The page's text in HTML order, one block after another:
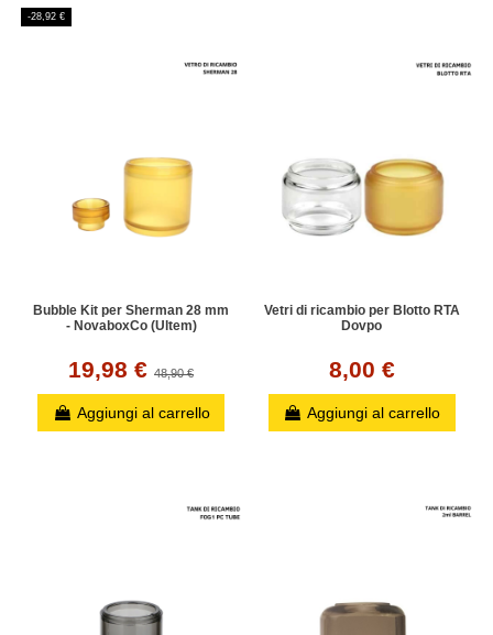
-28,92 €
Bubble Kit per Sherman 28 mm
- NovaboxCo (Ultem)
19,98 €48,90 €
Aggiungi al carrello
Vetri di ricambio per Blotto RTA
Dovpo
8,00 €
Aggiungi al carrello